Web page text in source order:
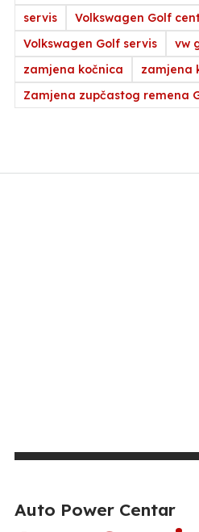
servis
Volkswagen Golf
Volkswagen Golf servis
vw
zamjena kočnica
zamjena
Zamjena zupčastog remena
Auto Power Centar